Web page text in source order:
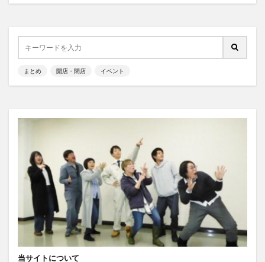
まとめ 開店・閉店 イベント
当サイトについて